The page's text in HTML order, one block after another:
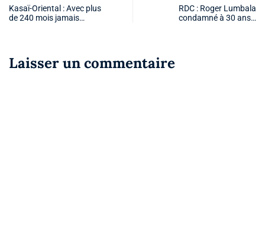
Kasaï-Oriental : Avec plus
de 240 mois jamais…
RDC : Roger Lumbala
condamné à 30 ans…
Laisser un commentaire